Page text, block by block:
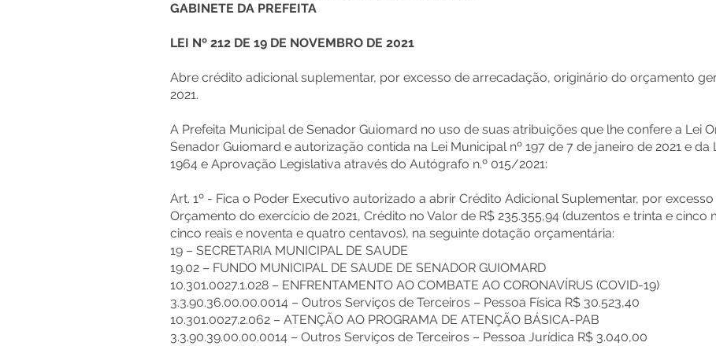
GABINETE DA PREFEITA
LEI Nº 212 DE 19 DE NOVEMBRO DE 2021
Abre crédito adicional suplementar, por excesso de arrecadação, originário do orçamento
2021.
A Prefeita Municipal de Senador Guiomard no uso de suas atribuições que lhe confere a Lei
Senador Guiomard e autorização contida na Lei Municipal nº 197 de 7 de janeiro de 2021 e da
1964 e Aprovação Legislativa através do Autógrafo n.º 015/2021:
Art. 1º - Fica o Poder Executivo autorizado a abrir Crédito Adicional Suplementar, por
Orçamento do exercício de 2021, Crédito no Valor de R$ 235.355,94 (duzentos e trinta e cinco
cinco reais e noventa e quatro centavos), na seguinte dotação orçamentária:
19 – SECRETARIA MUNICIPAL DE SAUDE
19.02 – FUNDO MUNICIPAL DE SAUDE DE SENADOR GUIOMARD
10.301.0027.1.028 – ENFRENTAMENTO AO COMBATE AO CORONAVÍRUS (COVID-19)
3.3.90.36.00.00.0014 – Outros Serviços de Terceiros – Pessoa Física R$ 30.523,40
10.301.0027.2.062 – ATENÇÃO AO PROGRAMA DE ATENÇÃO BÁSICA-PAB
3.3.90.39.00.00.0014 – Outros Serviços de Terceiros – Pessoa Jurídica R$ 3.040,00